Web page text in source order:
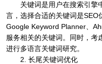
关键词是用户在搜索引擎
言，选择合适的关键词是SEO
Google Keyword Planner、
服务相关的关键词。同时，考
进行多语言关键词研究。
2. 长尾关键词优化